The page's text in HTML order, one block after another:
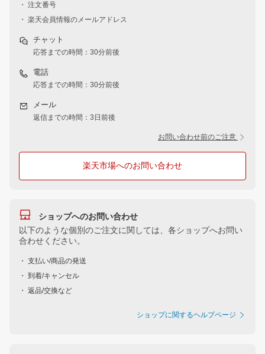
・ 注文番号
・ 楽天会員情報のメールアドレス
チャット
応答までの時間：30分前後
電話
応答までの時間：30分前後
メール
返信までの時間：3日前後
お問い合わせ前のご注意
楽天市場へのお問い合わせ
ショップへのお問い合わせ
以下のような個別のご注文に関しては、各ショップへお問い
合わせください。
・ 支払い/商品の発送
・ 到着/キャンセル
・ 返品/交換など
ショップに関するヘルプページ